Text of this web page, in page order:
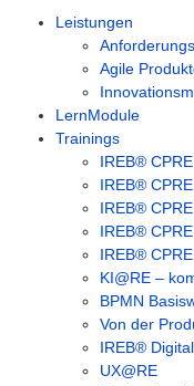
Leistungen
Agile
LernModule
Trainings
IREB®
IREB®
IREB®
IREB®
IREB®
KI@RE –
BPMN
Von der
IREB®
UX@RE